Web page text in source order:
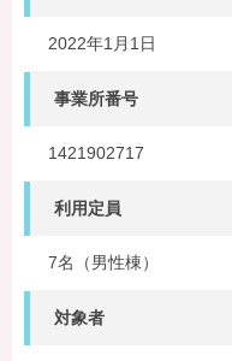
2022年1月1日
事業所番号
1421902717
利用定員
7名（男性棟）
対象者